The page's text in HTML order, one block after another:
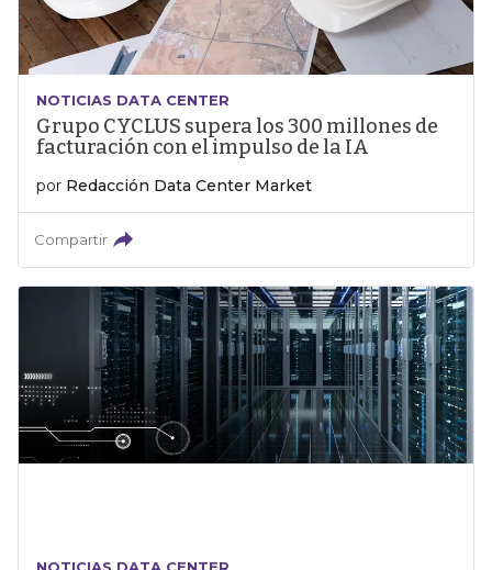
NOTICIAS DATA CENTER
Grupo CYCLUS supera los 300 millones de
facturación con el impulso de la IA
por Redacción Data Center Market
Compartir